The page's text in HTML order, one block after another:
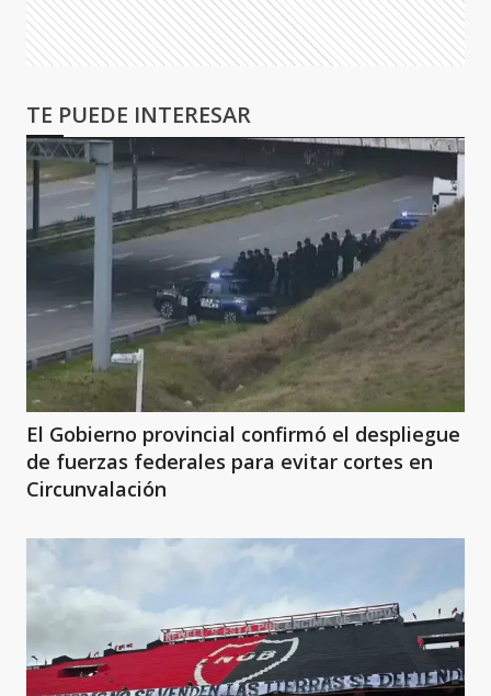
TE PUEDE INTERESAR
El Gobierno provincial confirmó el despliegue
de fuerzas federales para evitar cortes en
Circunvalación